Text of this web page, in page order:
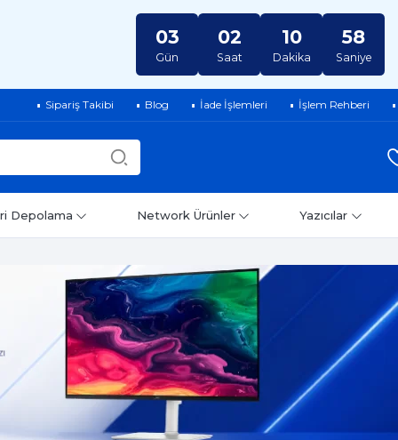
03
Gün
02
Saat
10
Dakika
56
Saniye
Sipariş Takibi Blog İade İşlemleri İşlem Rehberi
Depolama Network Ürünler Yazıcılar